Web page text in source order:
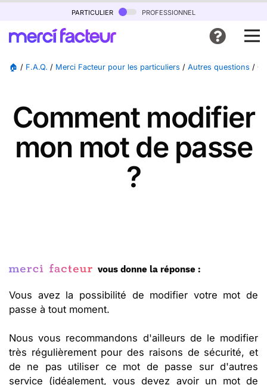
particulier professionnel
🏠 / F.A.Q. / Merci Facteur pour les particuliers / Autres questions /
Comment modifier
mon mot de passe
?
vous donne la réponse :
Vous avez la possibilité de modifier votre mot de
passe à tout moment.
Nous vous recommandons d'ailleurs de le modifier
très régulièrement pour des raisons de sécurité, et
de ne pas utiliser ce mot de passe sur d'autres
service (idéalement, vous devez avoir un mot de